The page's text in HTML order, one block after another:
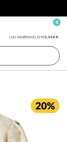
LOG INDØNSKELISTE0,00 KR.
0